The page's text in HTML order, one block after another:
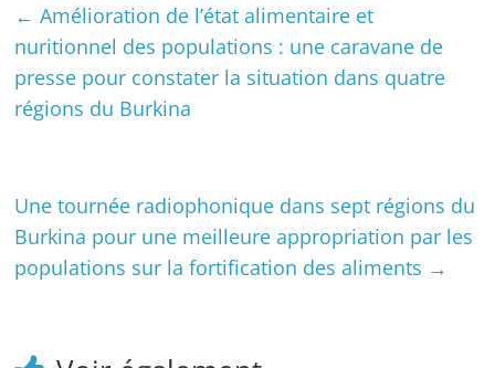
← Amélioration de l’état alimentaire et
nuritionnel des populations : une caravane de
presse pour constater la situation dans quatre
régions du Burkina
Une tournée radiophonique dans sept régions du
Burkina pour une meilleure appropriation par les
populations sur la fortification des aliments →